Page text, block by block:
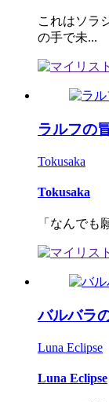
これはソラ
の手で未...
ラルフの
Tokusaka
Tokusaka
「なんでも
バルバラ
Luna Eclipse
Luna Eclipse